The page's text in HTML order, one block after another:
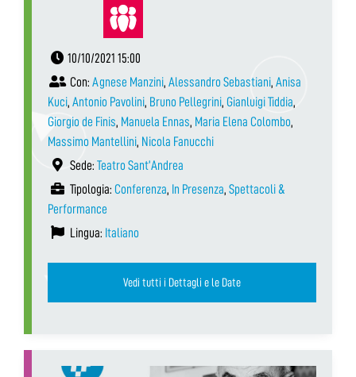
10/10/2021 15:00
Con: Agnese Manzini, Alessandro Sebastiani, Anisa
Kuci, Antonio Pavolini, Bruno Pellegrini, Gianluigi Tiddia,
Giorgio de Finis, Manuela Ennas, Maria Elena Colombo,
Massimo Mantellini, Nicola Fanucchi
Sede: Teatro Sant’Andrea
Tipologia: Conferenza, In Presenza, Spettacoli &
Performance
Lingua: Italiano
Vedi tutti i Dettagli e le Date